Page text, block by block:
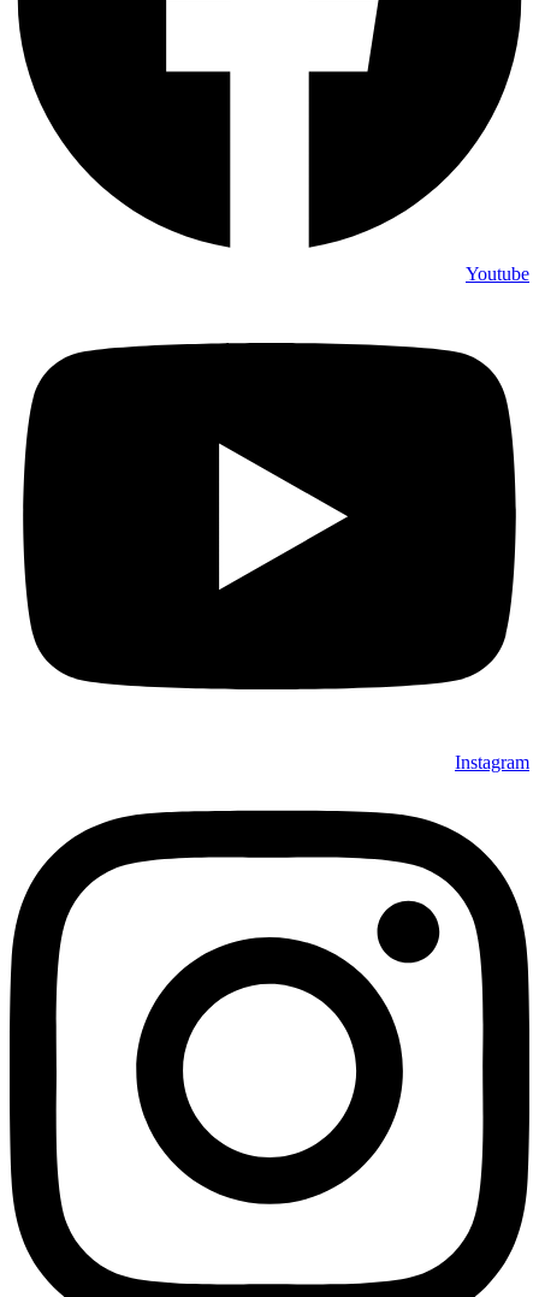
Youtube
Instagram